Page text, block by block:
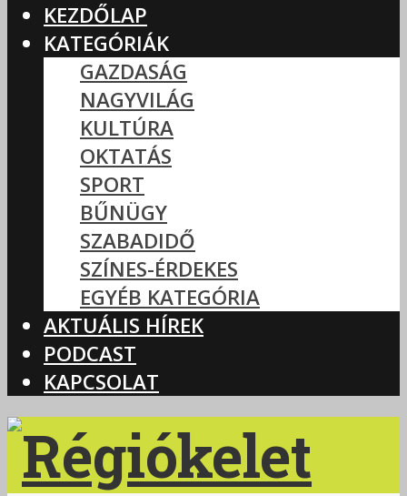
KEZDŐLAP
KATEGÓRIÁK
GAZDASÁG
NAGYVILÁG
KULTÚRA
OKTATÁS
SPORT
BŰNÜGY
SZABADIDŐ
SZÍNES-ÉRDEKES
EGYÉB KATEGÓRIA
AKTUÁLIS HÍREK
PODCAST
KAPCSOLAT